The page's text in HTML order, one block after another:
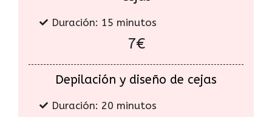
Duración: 15 minutos
7€
Depilación y diseño de cejas
Duración: 20 minutos